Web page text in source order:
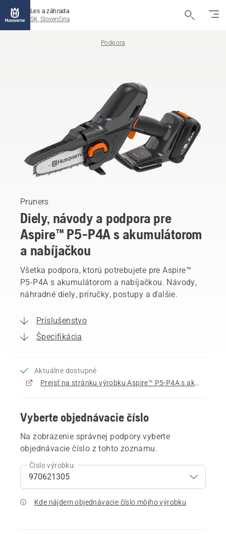
Les a záhrada
SK, Slovenčina
Podpora
Pruners
Diely, návody a podpora pre
Aspire™ P5-P4A s akumulátorom
a nabíjačkou
Všetka podpora, ktorú potrebujete pre Aspire™
P5-P4A s akumulátorom a nabíjačkou. Návody,
náhradné diely, príručky, postupy a ďalšie.
Príslušenstvo
Špecifikácia
Aktuálne dostupné
Prejsť na stránku výrobku Aspire™ P5-P4A s akumulátorom a nabíjačkou
Vyberte objednávacie číslo
Na zobrazenie správnej podpory vyberte
objednávacie číslo z tohto zoznamu.
Číslo výrobku:
Kde nájdem objednávacie číslo môjho výrobku